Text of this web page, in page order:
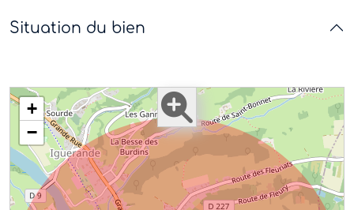
Situation du bien
+
−